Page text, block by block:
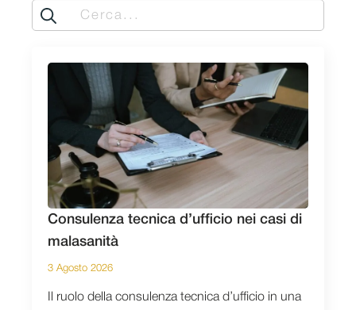
Search
for:
Consulenza tecnica d’ufficio nei casi di
malasanità
3 Agosto 2026
Il ruolo della consulenza tecnica d’ufficio in una